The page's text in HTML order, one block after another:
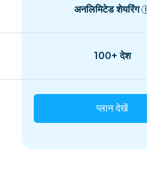
अनलिमिटेड शेयरिंग
100+ देश
प्लान देखें